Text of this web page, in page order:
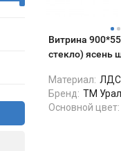
Витрина
стекло) ясень
Материал:
Бренд: ТМ Урал
Основной цвет: